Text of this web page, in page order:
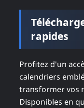
rapides
Profitez d'un
calendriers
transformer vos
Disponibles en